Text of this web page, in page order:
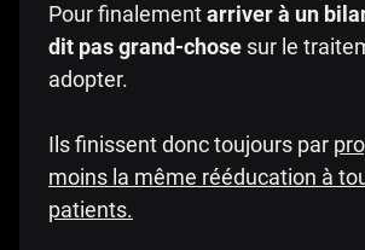
Pour finalementarriver à un
dit pas grand-chose sur le
adopter.
Ils finissent donc toujours par
moins la même rééducation à
patients.